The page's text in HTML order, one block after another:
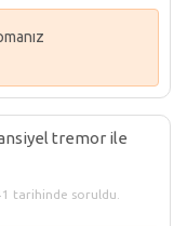
tremor ile
tarihinde soruldu.